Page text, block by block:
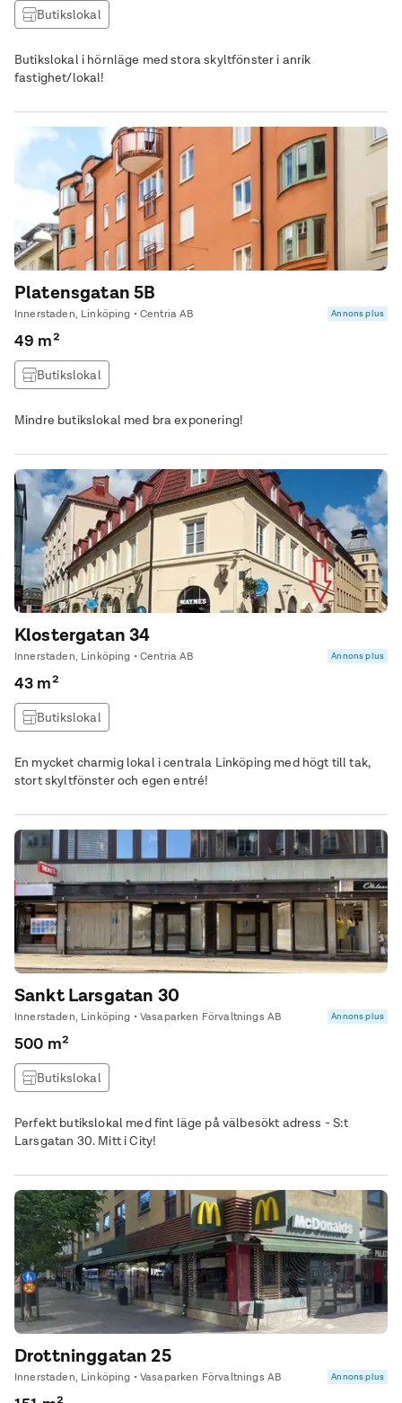
Butikslokal
Butikslokal i hörnläge med stora skyltfönster i anrik
fastighet/lokal!
Platensgatan 5B
Innerstaden, Linköping • Centria AB Annons plus
49 m²
Butikslokal
Mindre butikslokal med bra exponering!
Klostergatan 34
Innerstaden, Linköping • Centria AB Annons plus
43 m²
Butikslokal
En mycket charmig lokal i centrala Linköping med högt till tak,
stort skyltfönster och egen entré!
Sankt Larsgatan 30
Innerstaden, Linköping • Vasaparken Förvaltnings AB Annons plus
500 m²
Butikslokal
Perfekt butikslokal med fint läge på välbesökt adress - S:t
Larsgatan 30. Mitt i City!
Drottninggatan 25
Innerstaden, Linköping • Vasaparken Förvaltnings AB Annons plus